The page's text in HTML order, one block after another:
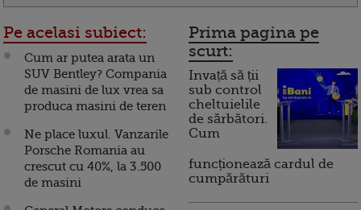
Pe acelasi subiect:
Cum ar putea arata un
SUV Bentley? Compania
de masini de lux vrea sa
produca masini de teren
Ne place luxul. Vanzarile
Porsche Romania au
crescut cu 40%, la 3.500
de masini
Prima pagina pe
scurt:
Invață să ții
sub control
cheltuielile
de sărbători.
Cum
funcționează cardul de
cumpărături